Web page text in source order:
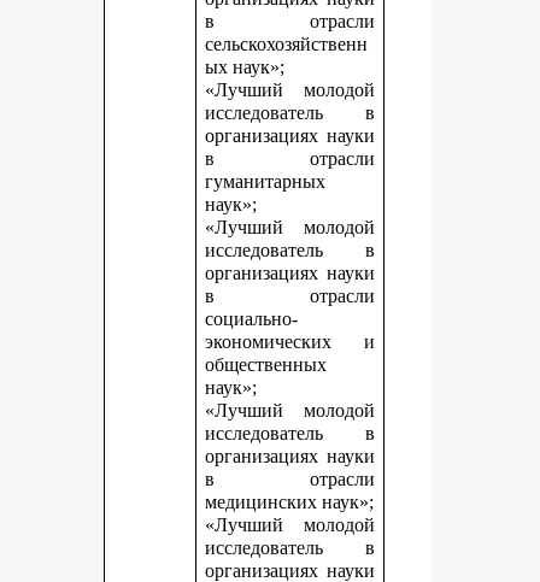
в отрасли
сельскохозяйственн
ых наук»;
«Лучший молодой
исследователь в
организациях науки
в отрасли
гуманитарных
наук»;
«Лучший молодой
исследователь в
организациях науки
в отрасли
социально-
экономических и
общественных
наук»;
«Лучший молодой
исследователь в
организациях науки
в отрасли
медицинских наук»;
«Лучший молодой
исследователь в
организациях науки